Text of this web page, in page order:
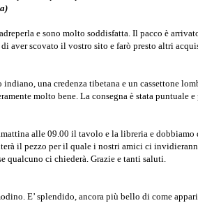
e sono molto soddisfatta. Il pacco è
aver scovato il vostro sito e farò presto altri
una credenza tibetana e un cassettone
molto bene. La consegna è stata puntuale e
alle 09.00 il tavolo e la libreria e
il pezzo per il quale i nostri amici ci
qualcuno ci chiederà. Grazie e tanti saluti.
E’ splendido, ancora più bello di come